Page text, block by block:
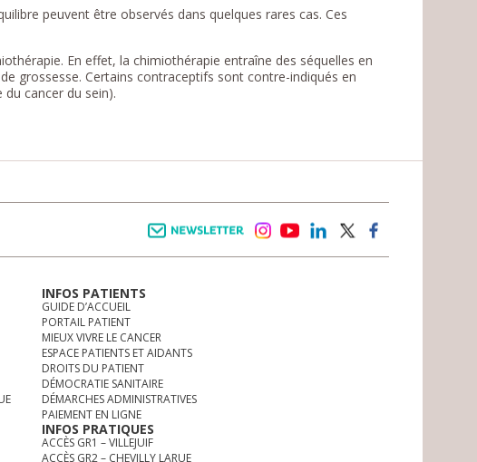
peuvent être observés dans quelques rares cas. Ces
En effet, la chimiothérapie entraîne des séquelles en
grossesse. Certains contraceptifs sont contre-indiqués en
cancer du sein).
INFOS PATIENTS
GUIDE D’ACCUEIL
PORTAIL PATIENT
MIEUX VIVRE LE CANCER
ESPACE PATIENTS ET AIDANTS
DROITS DU PATIENT
DÉMOCRATIE SANITAIRE
DÉMARCHES ADMINISTRATIVES
PAIEMENT EN LIGNE
INFOS PRATIQUES
ACCÈS GR1 – VILLEJUIF
ACCÈS GR2 – CHEVILLY LARUE